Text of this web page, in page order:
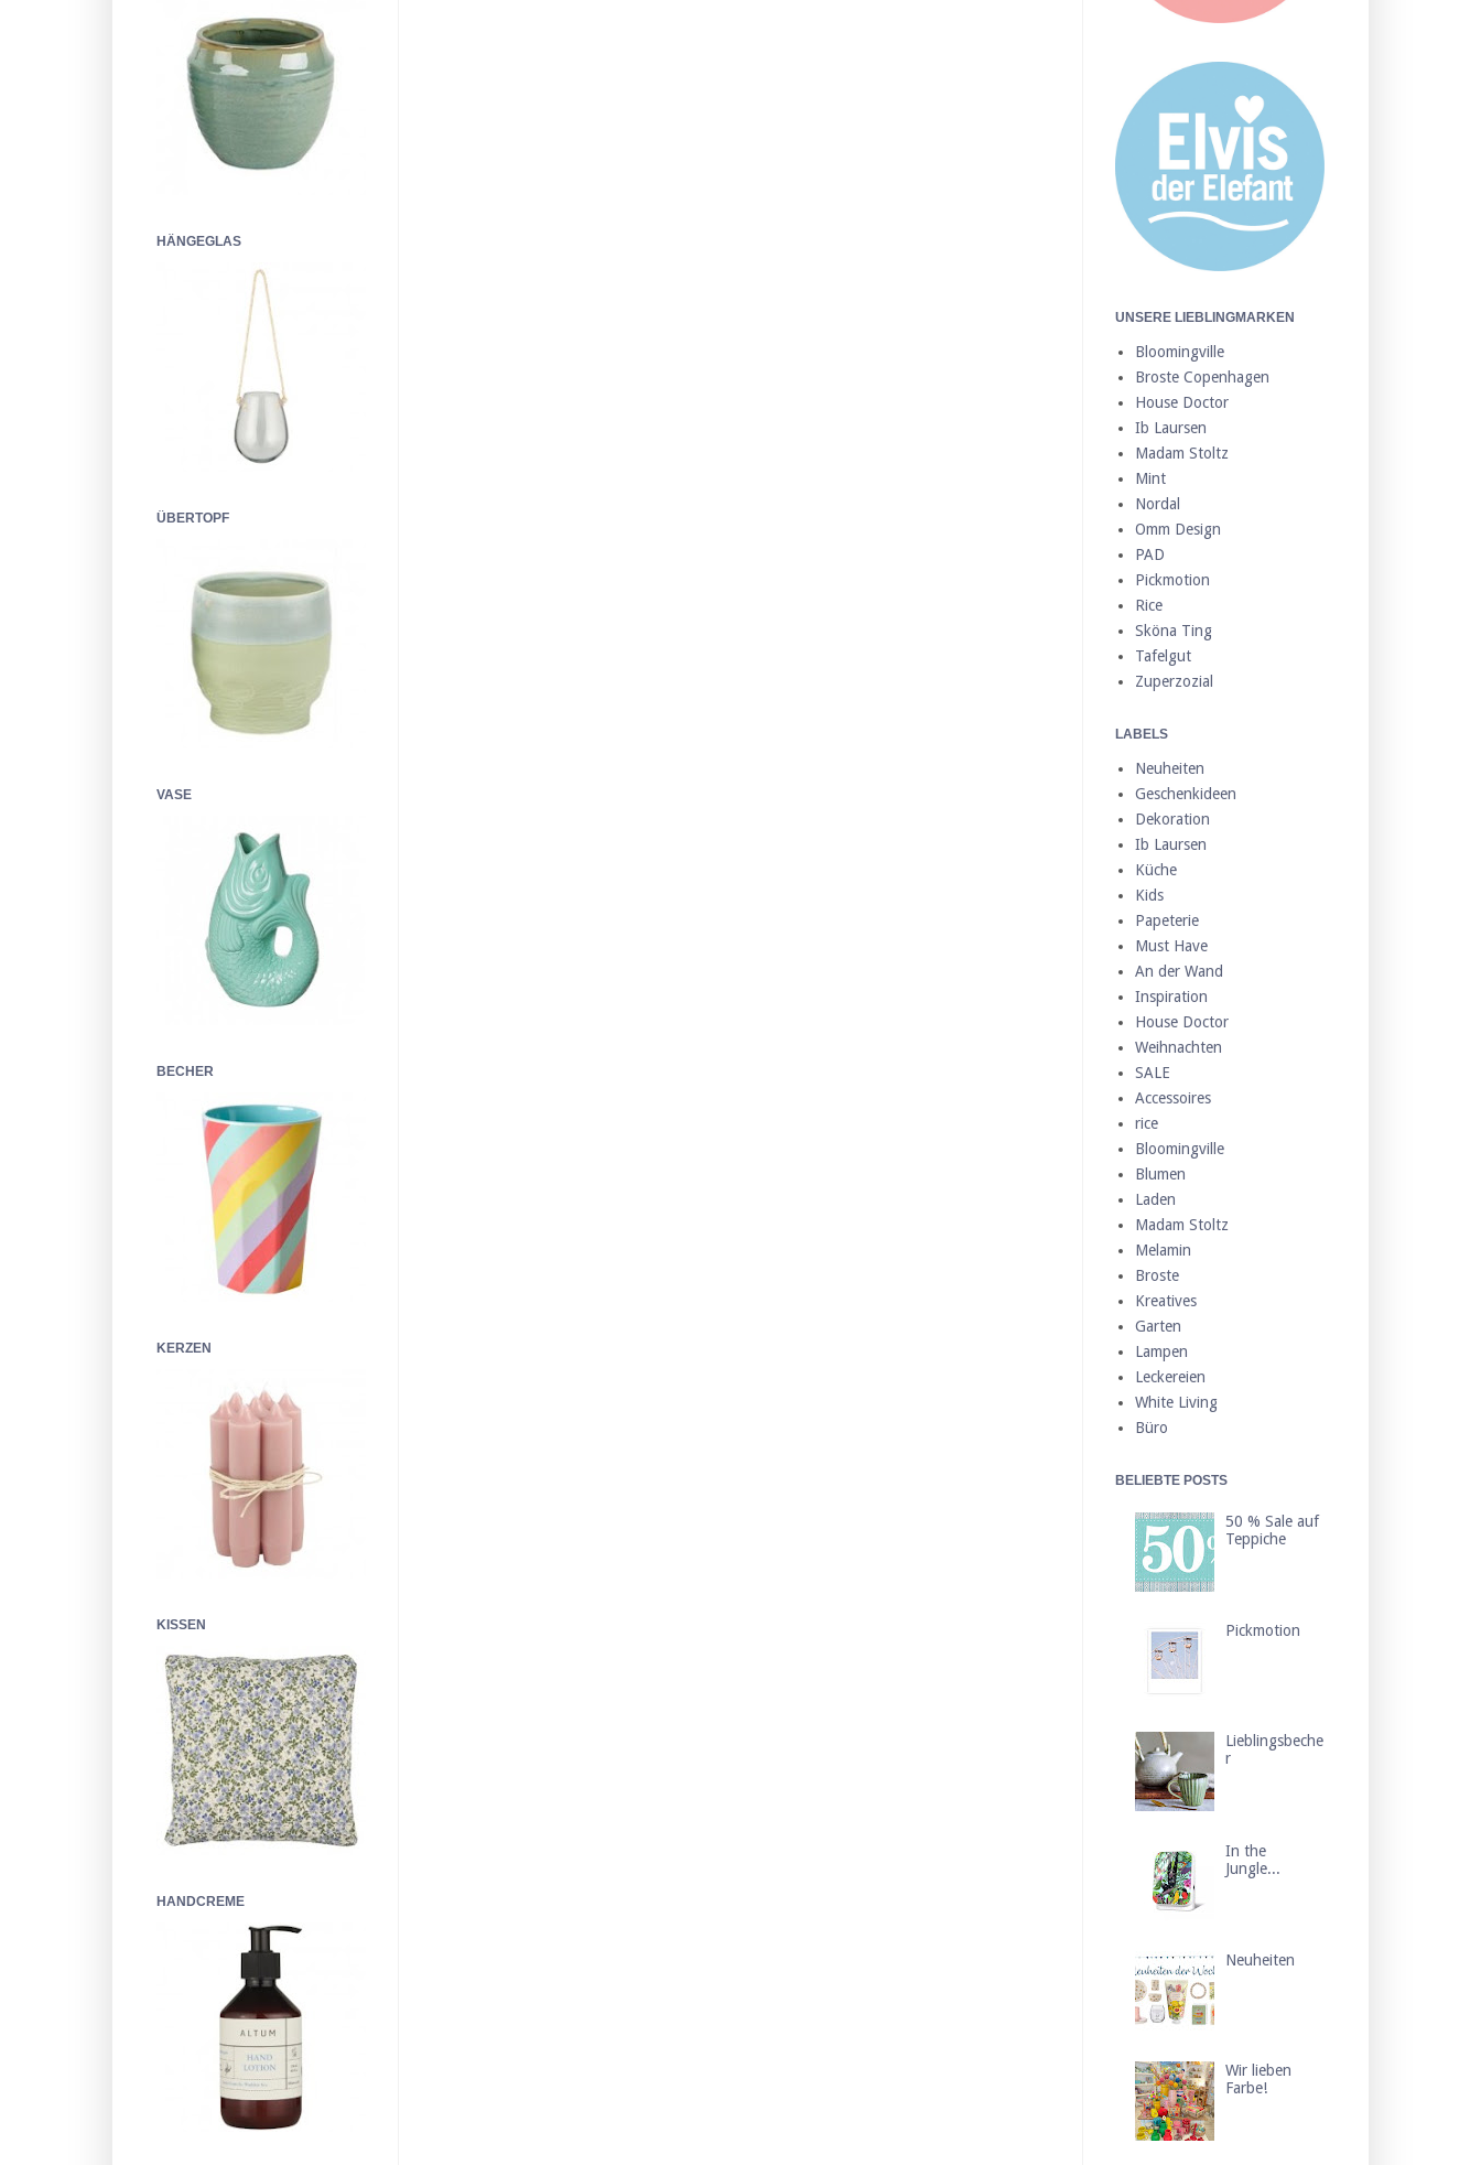
HÄNGEGLAS
ÜBERTOPF
VASE
BECHER
KERZEN
KISSEN
HANDCREME
UNSERE LIEBLINGMARKEN
Bloomingville
Broste Copenhagen
House Doctor
Ib Laursen
Madam Stoltz
Mint
Nordal
Omm Design
PAD
Pickmotion
Rice
Sköna Ting
Tafelgut
Zuperzozial
LABELS
Neuheiten
Geschenkideen
Dekoration
Ib Laursen
Küche
Kids
Papeterie
Must Have
An der Wand
Inspiration
House Doctor
Weihnachten
SALE
Accessoires
rice
Bloomingville
Blumen
Laden
Madam Stoltz
Melamin
Broste
Kreatives
Garten
Lampen
Leckereien
White Living
Büro
BELIEBTE POSTS
50 % Sale auf
Teppiche
Pickmotion
Lieblingsbeche
r
In the
Jungle...
Neuheiten
Wir lieben
Farbe!